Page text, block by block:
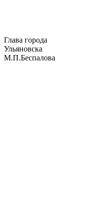
Глава города
М.П.Беспалова